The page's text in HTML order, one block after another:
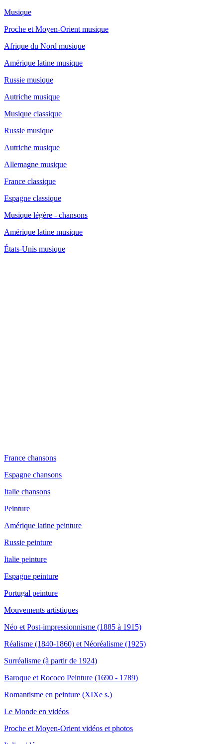
Musique
Proche et Moyen-Orient musique
Afrique du Nord musique
Amérique latine musique
Russie musique
Autriche musique
Musique classique
Russie musique
Autriche musique
Allemagne musique
France classique
Espagne classique
Musique légère - chansons
Amérique latine musique
États-Unis musique
France chansons
Espagne chansons
Italie chansons
Peinture
Amérique latine peinture
Russie peinture
Italie peinture
Espagne peinture
Portugal peinture
Mouvements artistiques
Néo et Post-impressionnisme (1885 à 1915)
Réalisme (1840-1860) et Néoréalisme (1925)
Surréalisme (à partir de 1924)
Baroque et Rococo Peinture (1690 - 1789)
Romantisme en peinture (XIXe s.)
Le Monde en vidéos
Proche et Moyen-Orient vidéos et photos